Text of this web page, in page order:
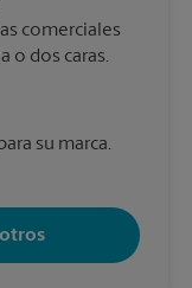
comerciales
o dos caras.
su marca.